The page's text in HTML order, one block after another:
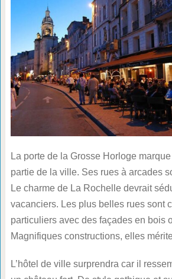
La porte de la Grosse Horloge
partie de la ville. Ses rues à arcades
Le charme de La Rochelle devrait
vacanciers. Les plus belles rues sont
particuliers avec des façades en bois
Magnifiques constructions, elles
L’hôtel de ville surprendra car il